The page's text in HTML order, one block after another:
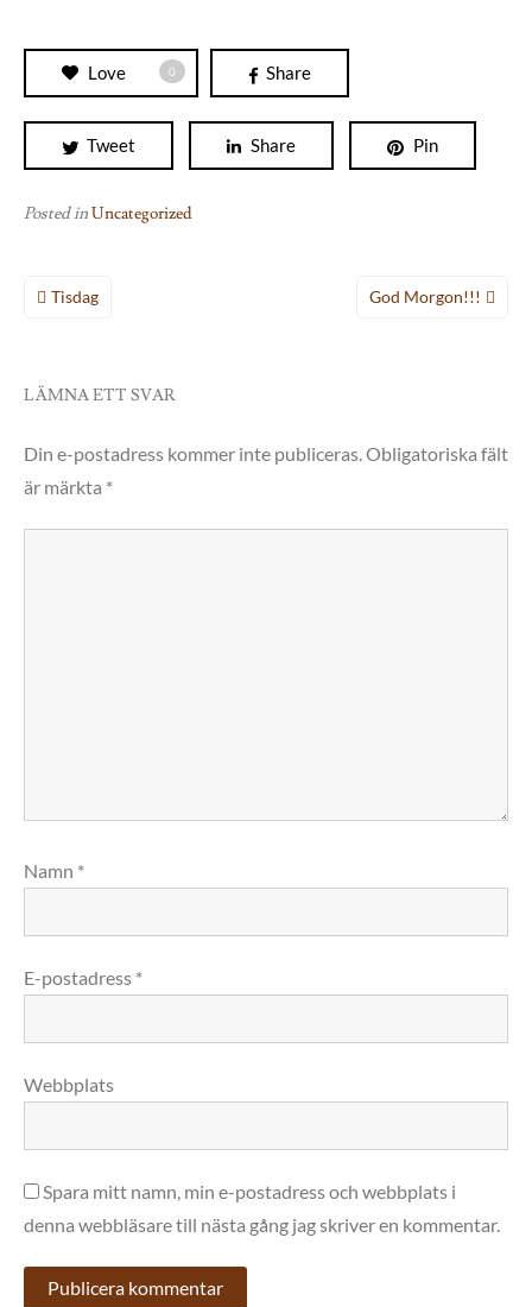
Love 0 Share
Tweet Share Pin
Posted inUncategorized
Inläggsnavigering
Tisdag God Morgon!!!
LÄMNA ETT SVAR
Din e-postadress kommer inte publiceras.Obligatoriska fält
är märkta *
Namn *
E-postadress *
Webbplats
Spara mitt namn, min e-postadress och webbplats i
denna webbläsare till nästa gång jag skriver en kommentar.